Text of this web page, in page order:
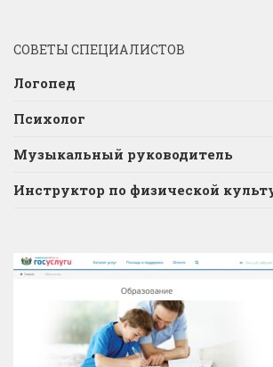
СОВЕТЫ СПЕЦИАЛИСТОВ
Логопед
Психолог
Музыкальный руководитель
Инструктор по физической